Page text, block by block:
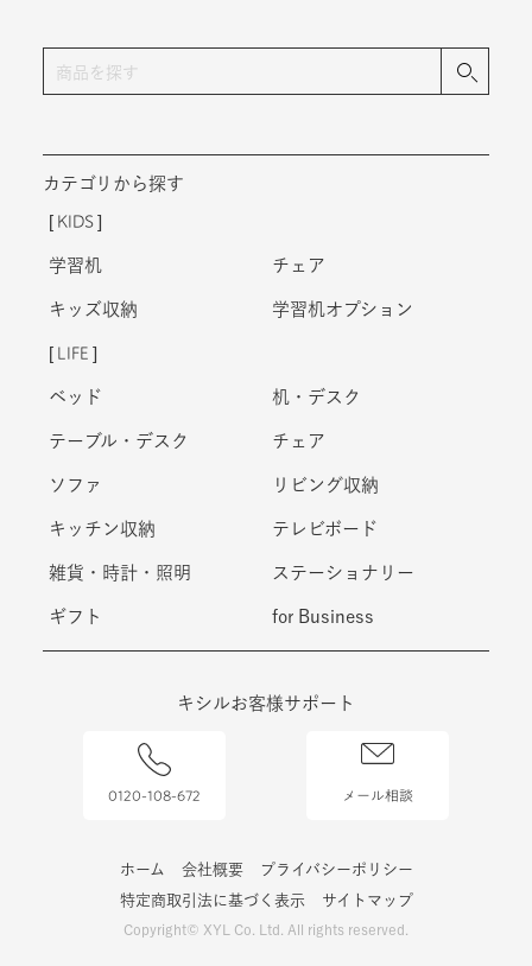
カテゴリから探す
KIDS
学習机 チェア
キッズ収納 学習机オプション
LIFE
ベッド 机・デスク
テーブル・デスク チェア
ソファ リビング収納
キッチン収納 テレビボード
雑貨・時計・照明 ステーショナリー
ギフト for Business
キシルお客様サポート
0120-108-672 メール相談
ホーム 会社概要
プライバシーポリシー
特定商取引法に基づく表示
サイトマップ
Copyright© XYL Co. Ltd. All rights reserved.